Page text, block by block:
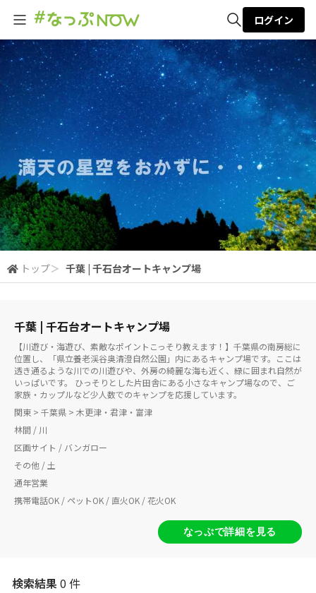
全体検索
検索
ログイン
トップ＞ 千葉 | 千石台オートキャンプ場
千葉 | 千石台オートキャンプ場
【川遊び・海遊び、素敵なポイントこっそり教えます！】千葉県の南房総に
位置し、「県立養老渓谷奥清澄自然公園」内にあるキャンプ場です。ここは
透き通るような川での川遊びや、外房の綺麗な海も近く、緑に囲まれ自然が
いっぱいです。 ひっそりとした片田舎にある小さなキャンプ場なので、ご
家族・カップルなど少人数でのキャンプを応援しています。
関東 > 千葉県 > 木更津・君津・富津
林間 / 川
区画サイト / バンガロー
その他 / 土
通年営業
携帯電話OK / ペットOK / 直火OK / 花火OK
なっぷで詳細を見る
検索結果0 件